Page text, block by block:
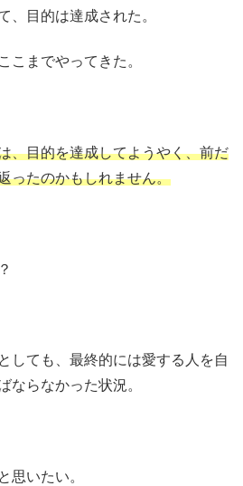
、目的は達成された。
こまでやってきた。
、目的を達成してようやく、前だ
ったのかもしれません。
しても、最終的には愛する人を自
ならなかった状況。
思いたい。